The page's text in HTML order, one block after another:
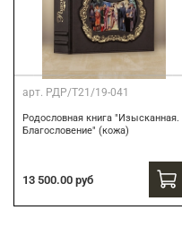
арт. РДР/Т21/19-041
Родословная книга "Изысканная.
Благословение" (кожа)
13 500.00 руб